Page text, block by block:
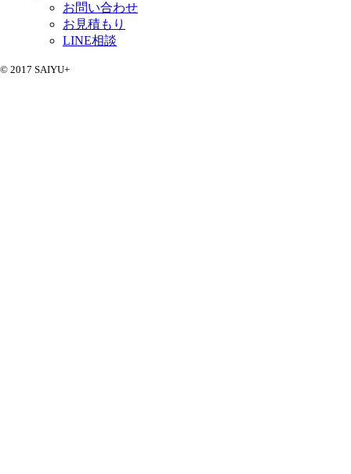
お問い合わせ
お見積もり
LINE相談
© 2017 SAIYU+